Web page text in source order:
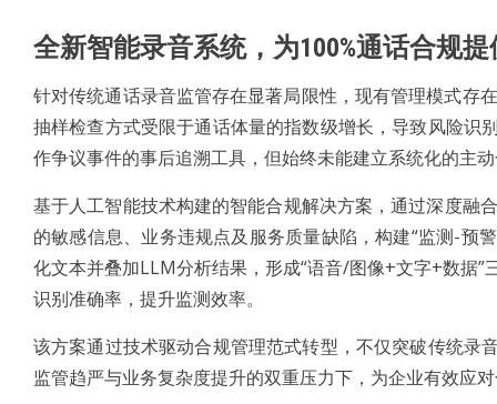
全新智能录音系统，为100%通话合规
针对传统通话录音监管存在显著局限性，现有管理模式存
抽样检查方式受限于通话体量的指数级增长，导致风险识
作争议事件的事后追溯工具，但始终未能建立系统化的主
基于人工智能技术构建的智能合规解决方案，通过深度融
的敏感信息、业务违规点及服务质量缺陷，构建“监测-预
化文本并叠加LLM分析结果，形成“语音/图像+文字+数据
识别准确率，提升监测效率。
该方案通过技术驱动合规管理范式转型，不仅突破传统录
监管趋严与业务复杂度提升的双重压力下，为企业有效应